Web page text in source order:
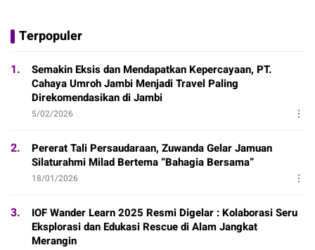
Terpopuler
1.
Semakin Eksis dan Mendapatkan Kepercayaan, PT.
Cahaya Umroh Jambi Menjadi Travel Paling
Direkomendasikan di Jambi
5/02/2026
2.
Pererat Tali Persaudaraan, Zuwanda Gelar Jamuan
Silaturahmi Milad Bertema “Bahagia Bersama”
18/01/2026
3.
IOF Wander Learn 2025 Resmi Digelar : Kolaborasi Seru
Eksplorasi dan Edukasi Rescue di Alam Jangkat
Merangin